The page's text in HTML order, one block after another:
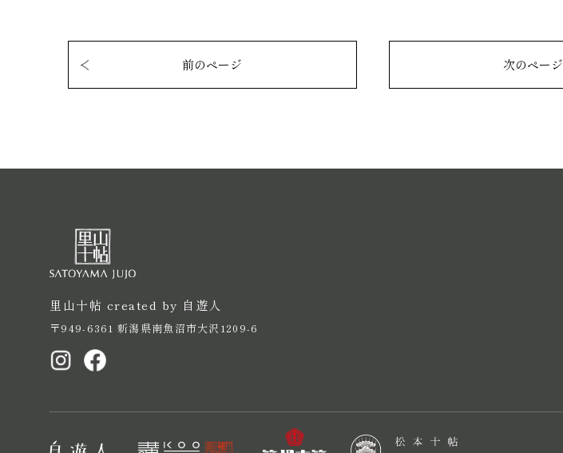
次のページ
前のページ
里山十帖 created by 自遊人
〒949-6361 新潟県南魚沼市大沢1209-6